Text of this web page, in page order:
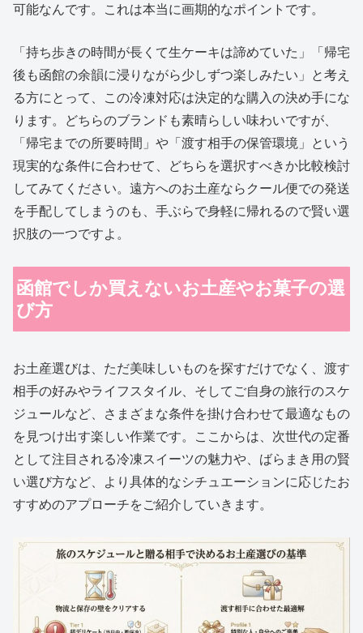
可能なんです。これは本当に画期的なポイントです。
「持ち歩きの時間が長くて生ケーキは諦めていた」「帰宅
後も函館の余韻に浸りながら少しずつ楽しみたい」と考え
る方にとって、この冷凍対応は決定的な購入の決め手にな
ります。どちらのブランドも素晴らしい味わいですが、
「帰宅までの所要時間」や「渡す相手の保管環境」という
現実的な条件に合わせて、どちらを選択すべきか比較検討
してみてください。遠方へのお土産ならクール便での発送
を手配してしまうのも、手ぶらで身軽に帰れるので賢い選
択肢の一つですよ。
函館でしか買えないお土産やお菓子の選
び方
お土産選びは、ただ美味しいものを探すだけでなく、渡す
相手の好みやライフスタイル、そしてご自身の旅行のスケ
ジュールなど、さまざまな条件を掛け合わせて最適なもの
を見つけ出す楽しい作業です。ここからは、次世代の定番
として注目される冷凍スイーツの魅力や、ばらまき用の賢
い選び方など、より具体的なシチュエーションに応じたお
すすめのアプローチをご紹介していきます。